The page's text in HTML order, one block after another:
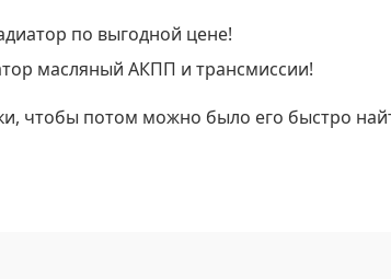
по выгодной цене!
масляный АКПП и трансмиссии!
чтобы потом можно было его быстро